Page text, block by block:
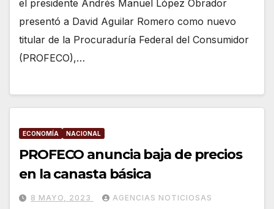
el presidente Andrés Manuel López Obrador
presentó a David Aguilar Romero como nuevo
titular de la Procuraduría Federal del Consumidor
(PROFECO),…
ECONOMÍA NACIONAL
PROFECO anuncia baja de precios
en la canasta básica
8 MAYO, 2023 AGENCIAS NOTICIOSAS